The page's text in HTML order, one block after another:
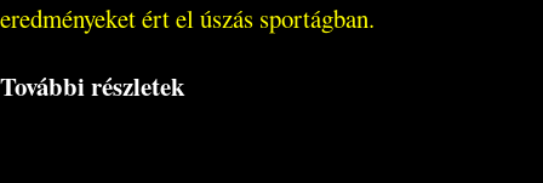
eredményeket ért el úszás sportágban.
További részletek